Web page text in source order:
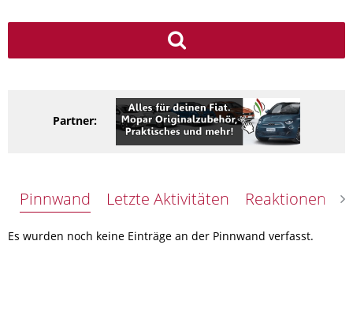
Partner:
Pinnwand Letzte Aktivitäten Reaktionen
Es wurden noch keine Einträge an der Pinnwand verfasst.